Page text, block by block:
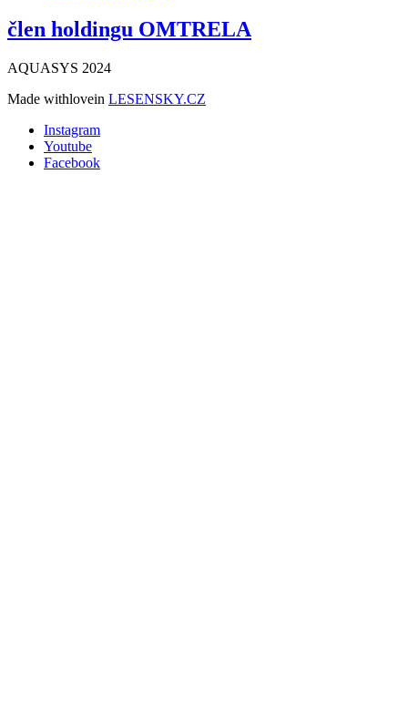
člen holdingu OMTRELA
AQUASYS 2024
Made withlovein LESENSKY.CZ
Instagram
Youtube
Facebook